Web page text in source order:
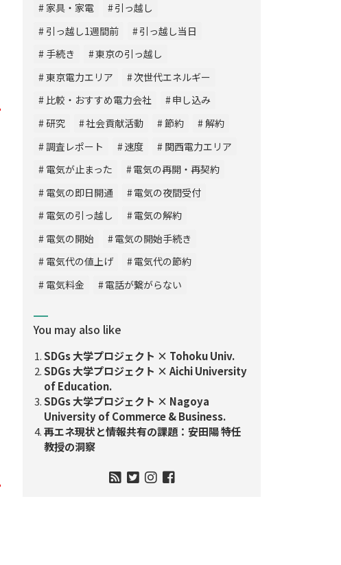
家具・家電
引っ越し
引っ越し1週間前
引っ越し当日
手続き
東京の引っ越し
東京電力エリア
次世代エネルギー
比較・おすすめ電力会社
申し込み
研究
社会貢献活動 節約
解約
調査レポート
速度
関西電力エリア
電気が止まった
電気の再開・再契約
電気の即日開通
電気の夜間受付
電気の引っ越し
電気の解約
電気の開始
電気の開始手続き
電気代の値上げ
電気代の節約
電気料金
電話が繋がらない
You may also like
SDGs 大学プロジェクト × Tohoku Univ.
SDGs 大学プロジェクト × Aichi University
of Education.
SDGs 大学プロジェクト × Nagoya
University of Commerce & Business.
再エネ現状と情報共有の課題：安田陽 特任
教授の洞察